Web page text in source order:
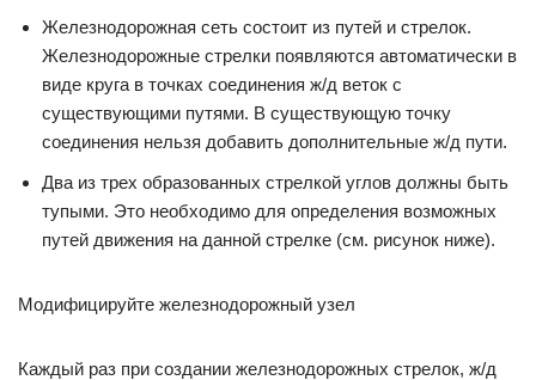
Железнодорожная сеть состоит из путей и стрелок.
Железнодорожные стрелки появляются автоматически в
виде круга в точках соединения ж/д веток с
существующими путями. В существующую точку
соединения нельзя добавить дополнительные ж/д пути.
Два из трех образованных стрелкой углов должны быть
тупыми. Это необходимо для определения возможных
путей движения на данной стрелке (см. рисунок ниже).
Модифицируйте железнодорожный узел
Каждый раз при создании железнодорожных стрелок, ж/д